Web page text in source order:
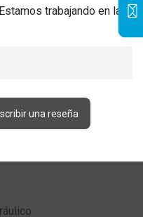
trabajando en la
una reseña